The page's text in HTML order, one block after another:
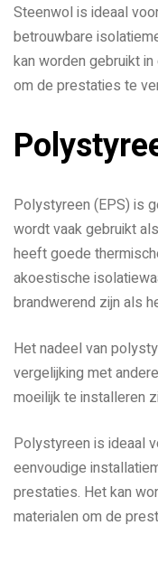
Steenwol is ideaal
betrouwbare
kan worden gebruikt
om de prestaties te
Polystyreen (EPS) is
wordt vaak gebruikt
heeft goede
akoestische
brandwerend zijn als
Het nadeel van
vergelijking met
moeilijk te installeren
Polystyreen is ideaal
eenvoudige
prestaties. Het kan
materialen om de